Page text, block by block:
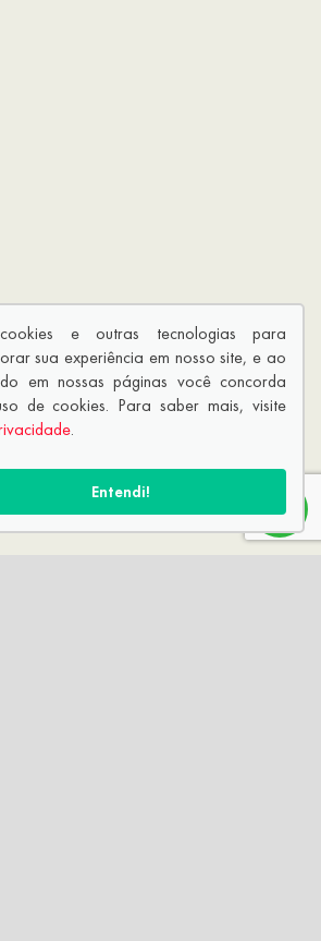
e outras tecnologias para
sua experiência em nosso site, e ao
em nossas páginas você concorda
de cookies. Para saber mais, visite
.
Entendi!